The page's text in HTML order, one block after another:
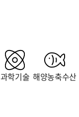
과학기술 해양농축수산